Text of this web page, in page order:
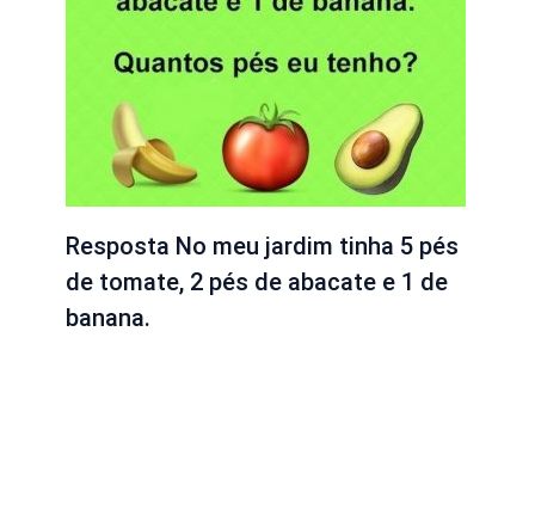
Resposta No meu jardim tinha 5 pés
de tomate, 2 pés de abacate e 1 de
banana.